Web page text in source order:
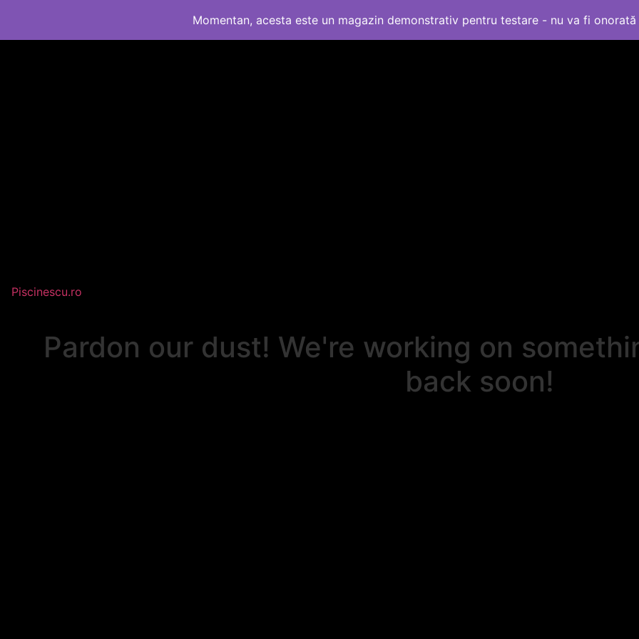
Piscinescu.ro
Pardon our dust! We're working on
back soon!
Momentan, acesta este un magazin demonstrativ pentru testare - nu va fi